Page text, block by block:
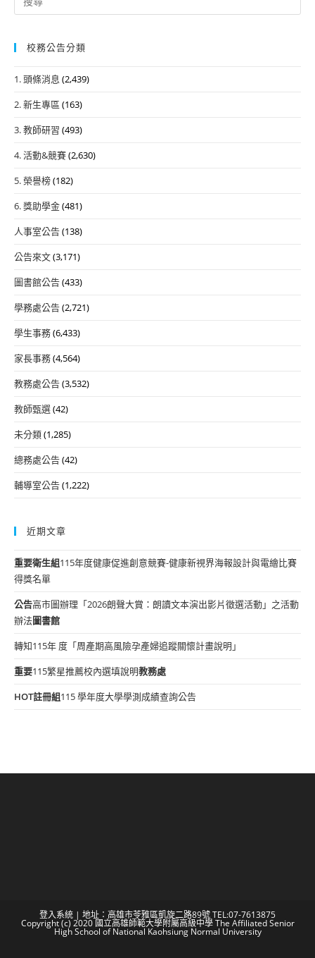
for:
校務公告分類
1. 頭條消息 (2,439)
2. 新生專區 (163)
3. 教師研習 (493)
4. 活動&競賽(2,630)
5. 榮譽榜(182)
6. 獎助學金(481)
人事室公告(138)
公告來文(3,171)
圖書館公告(433)
學務處公告(2,721)
學生事務(6,433)
家長事務(4,564)
教務處公告(3,532)
教師甄選(42)
未分類(1,285)
總務處公告(42)
輔導室公告(1,222)
近期文章
重要衛生組115年度健康促進創意競賽-健康新視界海報設計與電繪比賽
得獎名單
公告高市圖辦理「2026朗聲大賞：朗讀文本演出影片徵選活動」之活動
辦法圖書館
轉知115年 度「周產期高風險孕產婦追蹤關懷計畫說明」
重要115繁星推薦校內選填說明教務處
HOT註冊組115 學年度大學學測成績查詢公告
登入系統 | 地址：高雄市苓雅區凱旋二路89號 TEL:07-7613875
Copyright (c) 2020 國立高雄師範大學附屬高級中學 The Affiliated Senior
High School of National Kaohsiung Normal University